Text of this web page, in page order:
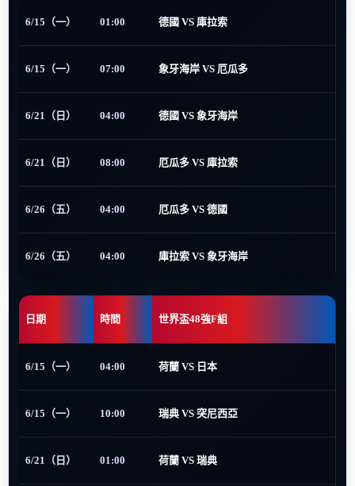
6/15（一） 01:00 德國 VS 庫拉索
6/15（一） 07:00 象牙海岸 VS 厄瓜多
6/21（日） 04:00 德國 VS 象牙海岸
6/21（日） 08:00 厄瓜多 VS 庫拉索
6/26（五） 04:00 厄瓜多 VS 德國
6/26（五） 04:00 庫拉索 VS 象牙海岸
日期 時間 世界盃48強F組
6/15（一） 04:00 荷蘭 VS 日本
6/15（一） 10:00 瑞典 VS 突尼西亞
6/21（日） 01:00 荷蘭 VS 瑞典